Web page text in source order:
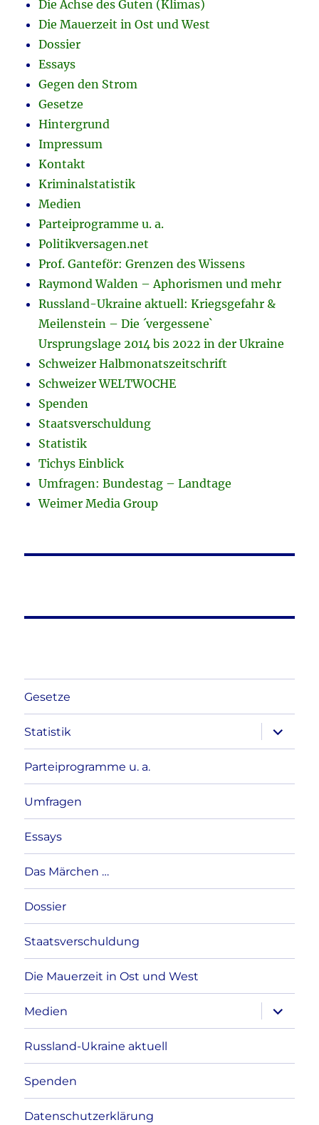
Die Achse des Guten (Klimas)
Die Mauerzeit in Ost und West
Dossier
Essays
Gegen den Strom
Gesetze
Hintergrund
Impressum
Kontakt
Kriminalstatistik
Medien
Parteiprogramme u. a.
Politikversagen.net
Prof. Ganteför: Grenzen des Wissens
Raymond Walden – Aphorismen und mehr
Russland-Ukraine aktuell: Kriegsgefahr &
Meilenstein – Die ´vergessene`
Ursprungslage 2014 bis 2022 in der Ukraine
Schweizer Halbmonatszeitschrift
Schweizer WELTWOCHE
Spenden
Staatsverschuldung
Statistik
Tichys Einblick
Umfragen: Bundestag – Landtage
Weimer Media Group
Gesetze
Statistik
anzeigen
Parteiprogramme u. a.
Umfragen
Essays
Das Märchen …
Dossier
Staatsverschuldung
Die Mauerzeit in Ost und West
Medien
anzeigen
Russland-Ukraine aktuell
Spenden
Datenschutzerklärung